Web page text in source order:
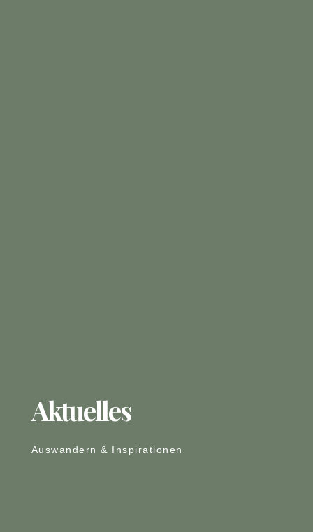
Aktuelles
Auswandern & Inspirationen